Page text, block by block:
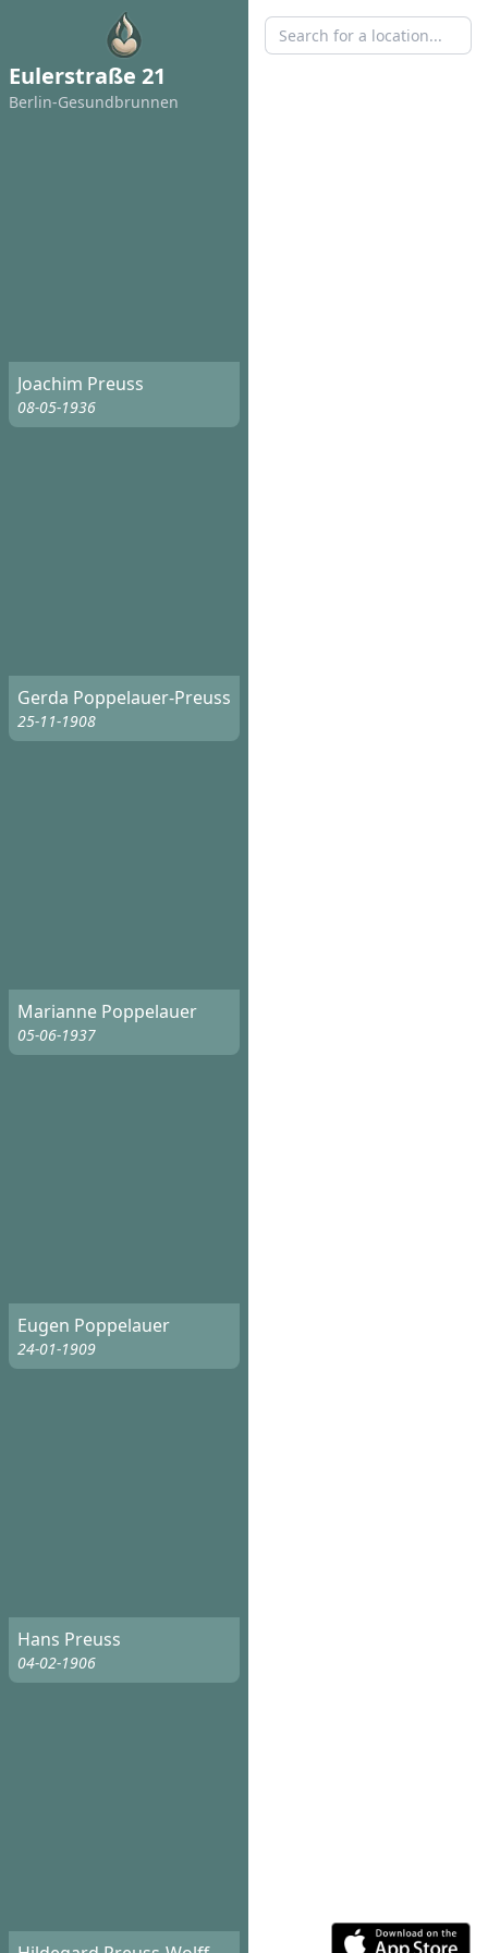
Eulerstraße 21
Berlin-Gesundbrunnen
Joachim Preuss
08-05-1936
Gerda Poppelauer-Preuss
25-11-1908
Marianne Poppelauer
05-06-1937
Eugen Poppelauer
24-01-1909
Hans Preuss
04-02-1906